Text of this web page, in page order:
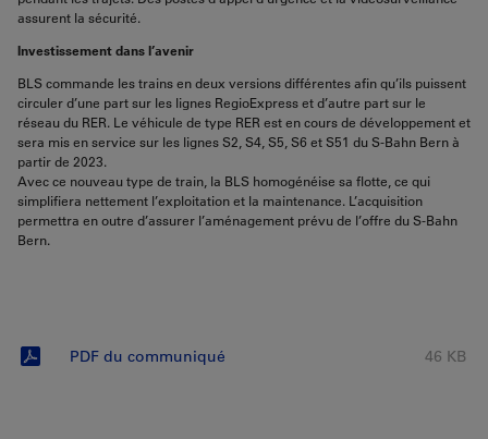
assurent la sécurité.
Investissement dans l’avenir
BLS commande les trains en deux versions différentes afin qu’ils puissent
circuler d’une part sur les lignes RegioExpress et d’autre part sur le
réseau du RER. Le véhicule de type RER est en cours de développement et
sera mis en service sur les lignes S2, S4, S5, S6 et S51 du S-Bahn Bern à
partir de 2023.
Avec ce nouveau type de train, la BLS homogénéise sa flotte, ce qui
simplifiera nettement l’exploitation et la maintenance. L’acquisition
permettra en outre d’assurer l’aménagement prévu de l’offre du S-Bahn
Bern.
46 KB
PDF du communiqué